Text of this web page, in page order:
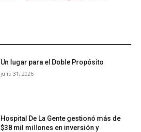
Un lugar para el Doble Propósito
julio 31, 2026
Hospital De La Gente gestionó más de
$38 mil millones en inversión y